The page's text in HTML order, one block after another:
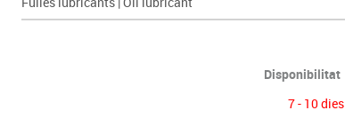
Disponibilitat
7 - 10 dies